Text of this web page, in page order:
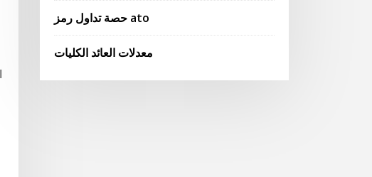
حصة تداول رمز ato
معدلات العائد الكليات